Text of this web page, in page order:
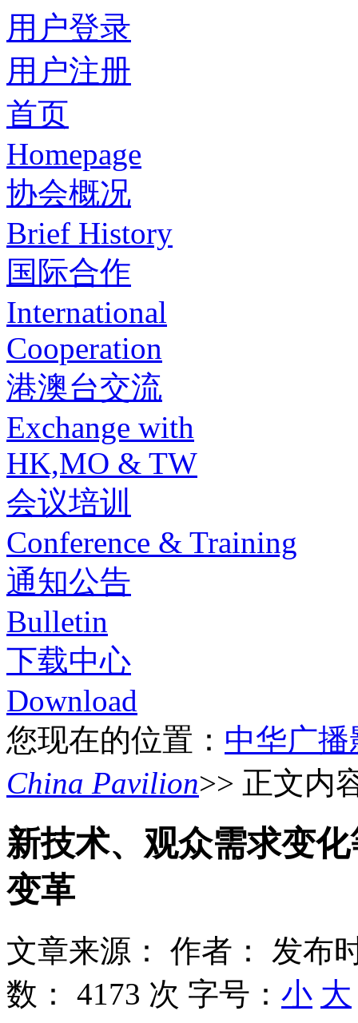
用户登录
用户注册
首页
Homepage
协会概况
Brief History
国际合作
International
Cooperation
港澳台交流
Exchange with
HK,MO & TW
会议培训
Conference & Training
通知公告
Bulletin
下载中心
Download
您现在的位置： 中华广
China Pavilion>> 正文内
新技术、观众需求变
变革
文章来源： 作者：
发布
数： 4173 次 字号： 小 大